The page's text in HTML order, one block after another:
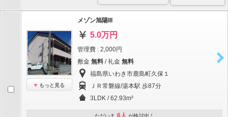
もっと見る
メゾン旭陽III
5.0万円
管理費 : 2,000円
敷金 無料 / 礼金 無料
福島県いわき市鹿島町久保１
ＪＲ常磐線/湯本駅 歩87分
3LDK / 62.93m²
ただいま 6人 が検討中！